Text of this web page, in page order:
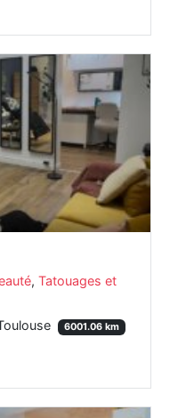
, Tatouages et
6001.06 km